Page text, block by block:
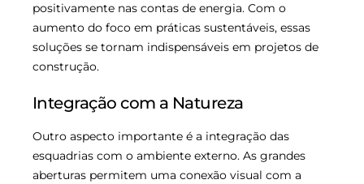
positivamente nas contas de energia. Com o
aumento do foco em práticas sustentáveis, essas
soluções se tornam indispensáveis em projetos de
construção.
Integração com a Natureza
Outro aspecto importante é a integração das
esquadrias com o ambiente externo. As grandes
aberturas permitem uma conexão visual com a